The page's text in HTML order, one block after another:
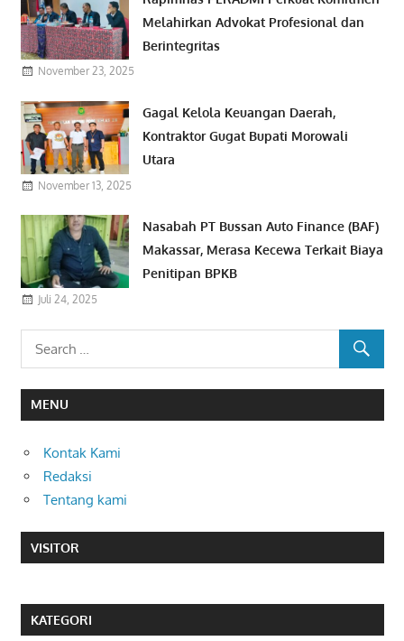
Melahirkan Advokat Profesional dan
Berintegritas
November 23, 2025
Gagal Kelola Keuangan Daerah,
Kontraktor Gugat Bupati Morowali
Utara
November 13, 2025
Nasabah PT Bussan Auto Finance (BAF)
Makassar, Merasa Kecewa Terkait Biaya
Penitipan BPKB
Juli 24, 2025
MENU
Kontak Kami
Redaksi
Tentang kami
VISITOR
KATEGORI